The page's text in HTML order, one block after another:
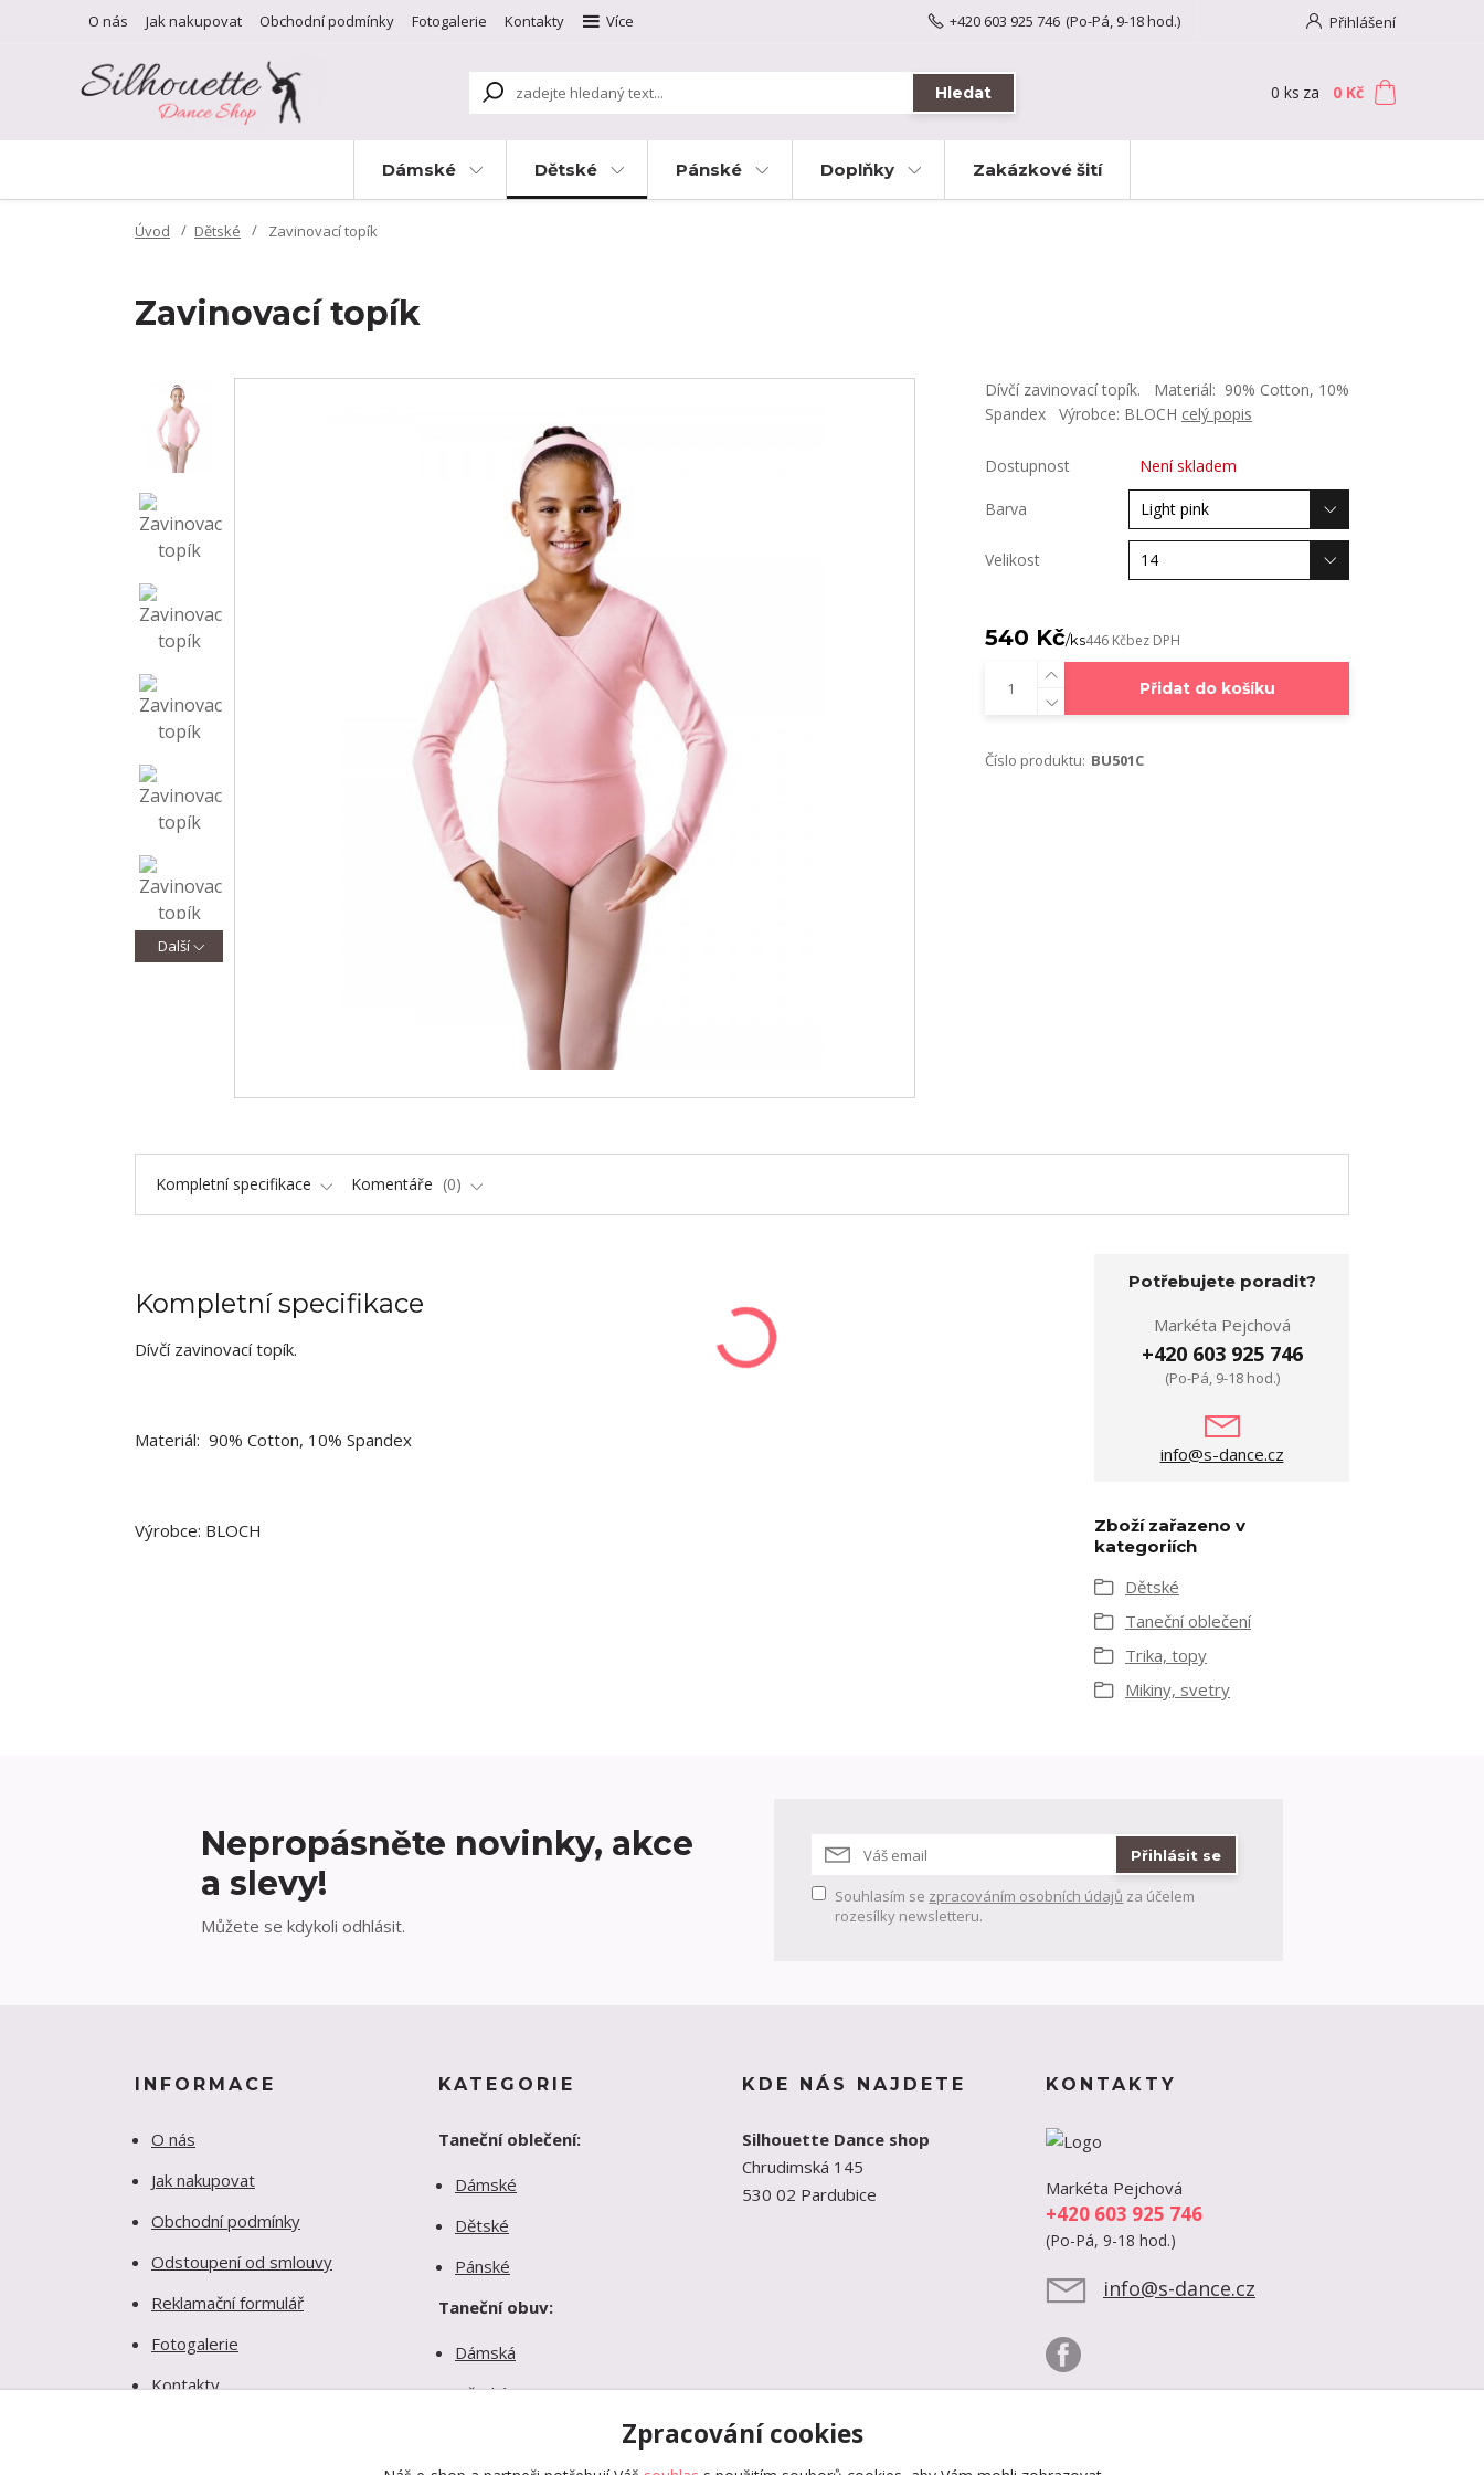
O nás Jak nakupovat Obchodní podmínky Fotogalerie Kontakty Více Přihlášení
Hledat
+420 603 925 746 (Po-Pá, 9-18 hod.)
0 ks za 0 Kč
Dámské Dětské Pánské Doplňky Zakázkové šití
Úvod Dětské Zavinovací topík
Zavinovací topík
Další
Dívčí zavinovací topík. Materiál: 90% Cotton, 10%
Spandex Výrobce: BLOCH celý popis
Dostupnost Není skladem
Barva
Velikost
540 Kč/ks446 Kčbez DPH
Přidat do košíku
Číslo produktu: BU501C
Kompletní specifikace Komentáře 0
Kompletní specifikace
Dívčí zavinovací topík.
Materiál: 90% Cotton, 10% Spandex
Výrobce: BLOCH
Potřebujete poradit?
Markéta Pejchová
+420 603 925 746
(Po-Pá, 9-18 hod.)
info@s-dance.cz
Zboží zařazeno v
kategoriích
Dětské
Taneční oblečení
Trika, topy
Mikiny, svetry
Nepropásněte novinky, akce
a slevy!
Můžete se kdykoli odhlásit.
Přihlásit se
Souhlasím se zpracováním osobních údajů za účelem
rozesílky newsletteru.
INFORMACE
O nás
Jak nakupovat
Obchodní podmínky
Odstoupení od smlouvy
Reklamační formulář
Fotogalerie
Kontakty
KATEGORIE
Taneční oblečení:
Dámské
Dětské
Pánské
Taneční obuv:
Dámská
Dětská
KDE NÁS NAJDETE
Silhouette Dance shop
Chrudimská 145
530 02 Pardubice
KONTAKTY
Markéta Pejchová
+420 603 925 746
(Po-Pá, 9-18 hod.)
info@s-dance.cz
Zpracování cookies